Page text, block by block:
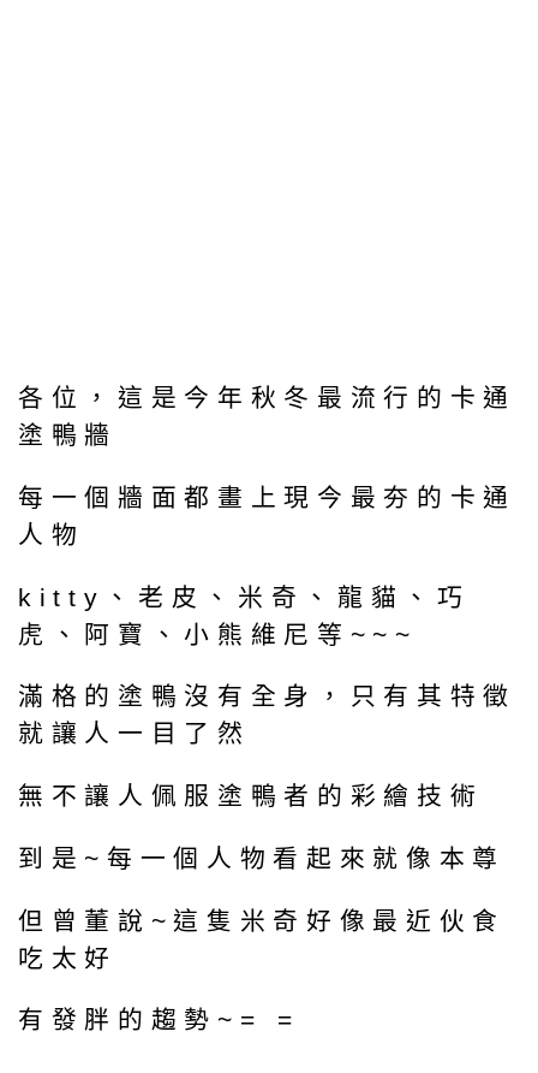
各位，這是今年秋冬最流行的卡通
塗鴨牆
每一個牆面都畫上現今最夯的卡通
人物
kitty、老皮、米奇、龍貓、巧
虎、阿寶、小熊維尼等~~~
滿格的塗鴨沒有全身，只有其特徵
就讓人一目了然
無不讓人佩服塗鴨者的彩繪技術
到是~每一個人物看起來就像本尊
但曾董說~這隻米奇好像最近伙食
吃太好
有發胖的趨勢~= =